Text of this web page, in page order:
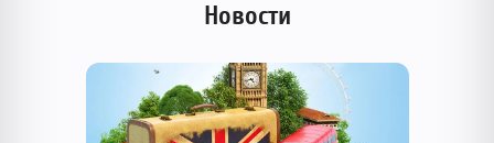
Новости